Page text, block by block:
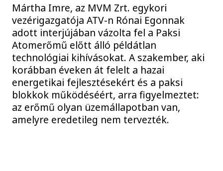
Mártha Imre, az MVM Zrt. egykori
vezérigazgatója ATV-n Rónai Egonnak
adott interjújában vázolta fel a Paksi
Atomerőmű előtt álló példátlan
technológiai kihívásokat. A szakember, aki
korábban éveken át felelt a hazai
energetikai fejlesztésekért és a paksi
blokkok működéséért, arra figyelmeztet:
az erőmű olyan üzemállapotban van,
amelyre eredetileg nem tervezték.